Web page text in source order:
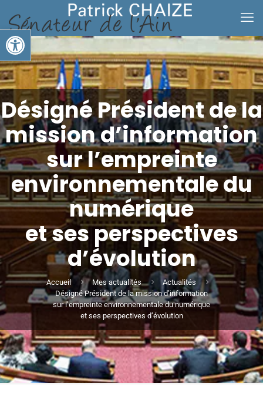
Ouvrir la barre d’outils
Désigné Président de la
mission d’information
sur l’empreinte
environnementale du
numérique
et ses perspectives
d’évolution
Accueil Mes actualités
Actualités
Désigné Président de la mission d’information
sur l’empreinte environnementale du numérique
et ses perspectives d’évolution